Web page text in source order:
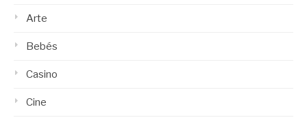
Arte
Bebés
Casino
Cine